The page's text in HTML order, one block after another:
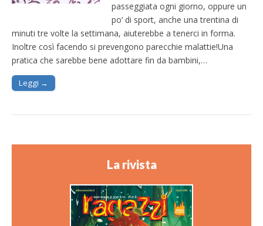
passeggiata ogni giorno, oppure un
po’ di sport, anche una trentina di
minuti tre volte la settimana, aiuterebbe a tenerci in forma.
Inoltre così facendo si prevengono parecchie malattie!Una
pratica che sarebbe bene adottare fin da bambini,…
Leggi →
La rivista